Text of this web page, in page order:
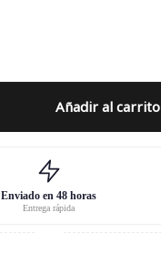
Añadir al carrito
Enviado en 48 horas
Entrega rápida